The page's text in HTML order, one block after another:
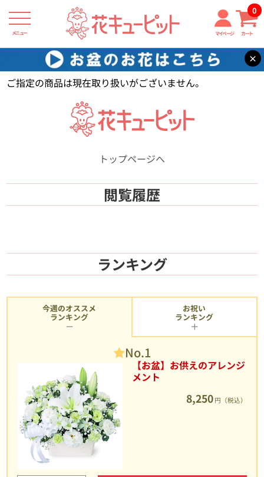
メニュー マイページ カート
0
×
花キューピット 【】
ご指定の商品は現在取り扱いがございません。
トップページへ
閲覧履歴
ランキング
今週のオススメ
ランキング
No.1
【お盆】お供えのアレンジ
メント
8,250 円（税込）
お祝い
ランキング